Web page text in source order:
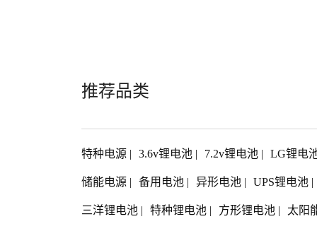
推荐品类
特种电源 | 3.6v锂电池 | 7.2v锂电池 | LG锂电
储能电源 | 备用电池 | 异形电池 | UPS锂电池 |
三洋锂电池 | 特种锂电池 | 方形锂电池 | 太阳